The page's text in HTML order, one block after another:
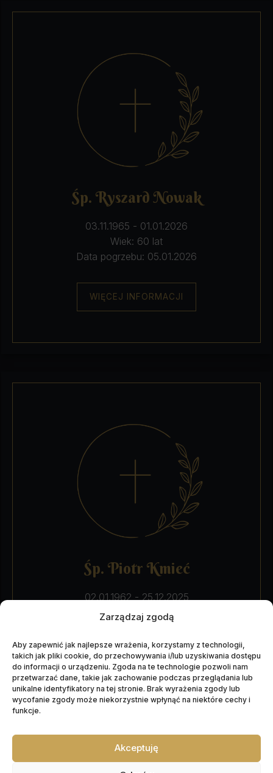
Zarządzaj zgodą
Aby zapewnić jak najlepsze wrażenia, korzystamy z technologii,
takich jak pliki cookie, do przechowywania i/lub uzyskiwania dostępu
do informacji o urządzeniu. Zgoda na te technologie pozwoli nam
przetwarzać dane, takie jak zachowanie podczas przeglądania lub
unikalne identyfikatory na tej stronie. Brak wyrażenia zgody lub
wycofanie zgody może niekorzystnie wpłynąć na niektóre cechy i
funkcje.
Akceptuję
Śp. Ryszard Nowak
03.11.1965 - 01.01.2026
Wiek: 60 lat
Data pogrzebu: 05.01.2026
WIĘCEJ INFORMACJI
Śp. Piotr Kmieć
02.01.1962 - 25.12.2025
Wiek: 63 lata
WIĘCEJ INFORMACJI